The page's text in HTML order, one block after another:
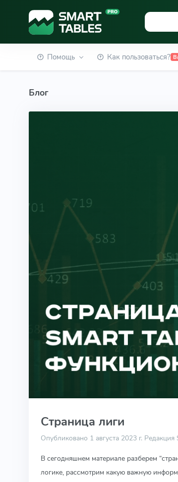
Помощь Как пользоваться?
Блог
Страница лиги
Опубликовано 1 августа 2023 г. Редакция
В сегодняшнем материале разберем
логике, рассмотрим какую важную